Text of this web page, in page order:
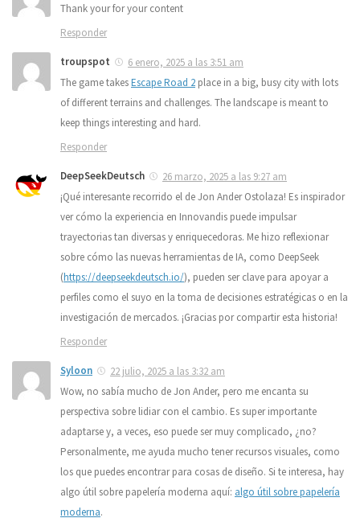
Thank your for your content
Responder
troupspot
6 enero, 2025 a las 3:51 am
The game takesEscape Road 2 place in a big, busy city with lots
of different terrains and challenges. The landscape is meant to
keep things interesting and hard.
Responder
DeepSeekDeutsch
26 marzo, 2025 a las 9:27 am
¡Qué interesante recorrido el de Jon Ander Ostolaza! Es inspirador
ver cómo la experiencia en Innovandis puede impulsar
trayectorias tan diversas y enriquecedoras. Me hizo reflexionar
sobre cómo las nuevas herramientas de IA, como DeepSeek
(https://deepseekdeutsch.io/), pueden ser clave para apoyar a
perfiles como el suyo en la toma de decisiones estratégicas o en la
investigación de mercados. ¡Gracias por compartir esta historia!
Responder
Syloon
22 julio, 2025 a las 3:32 am
Wow, no sabía mucho de Jon Ander, pero me encanta su
perspectiva sobre lidiar con el cambio. Es super importante
adaptarse y, a veces, eso puede ser muy complicado, ¿no?
Personalmente, me ayuda mucho tener recursos visuales, como
los que puedes encontrar para cosas de diseño. Si te interesa, hay
algo útil sobre papelería moderna aquí: algo útil sobre papelería
moderna.